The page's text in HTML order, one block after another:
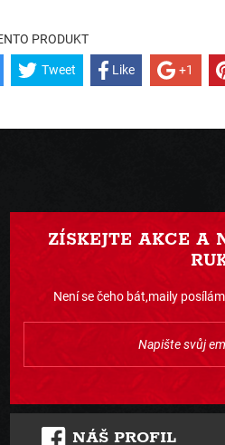
PRODUKT
Tweet Like +1
ZÍSKEJTE AKCE A
Není se čeho bát,maily
NÁŠ PROFIL